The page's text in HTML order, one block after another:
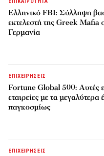
Ελληνικό FBI: Σύλληψη
εκτελεστή της Greek Mafia
Γερμανία
ΕΠΙΧΕΙΡΗΣΕΙΣ
Fortune Global 500: Αυτές
εταιρείες με τα μεγαλύτερα
παγκοσμίως
ΕΠΙΧΕΙΡΗΣΕΙΣ